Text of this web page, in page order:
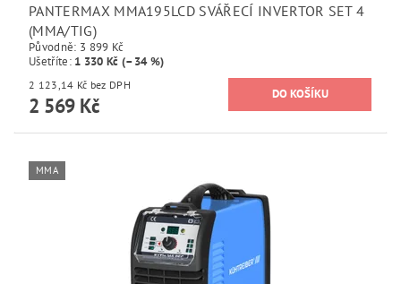
PANTERMAX MMA195LCD SVÁŘECÍ INVERTOR SET 4
(MMA/TIG)
Původně: 3 899 Kč
Ušetříte: 1 330 Kč (–34 %)
2 123,14 Kč bez DPH
2 569 Kč
MMA